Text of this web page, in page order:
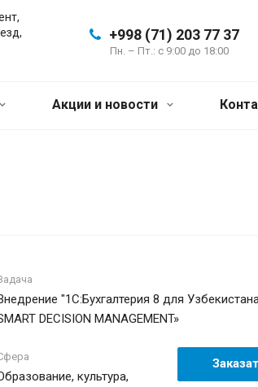
+998 (71) 203 77 37
Пн. – Пт.: с 9:00 до 18:00
Акции и новости
"1C:Бухгалтерия 8 для
DECISION MANAGEMENT»
культура,